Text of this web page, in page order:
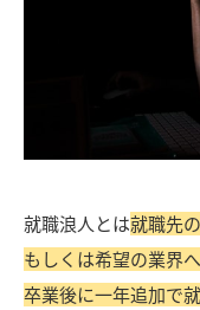
就職浪人とは就職先
もしくは希望の業界
卒業後に一年追加で